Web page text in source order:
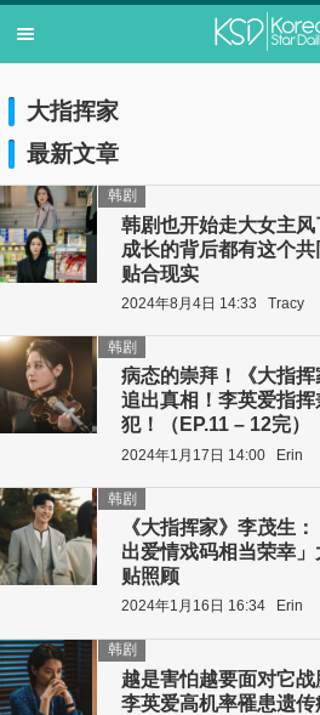
大指挥家
最新文章
韩剧也开始走大女主
成长的背后都有这个
贴合现实
韩剧
2024年8月4日 14:33 Tracy
病态的崇拜！《大指
追出真相！李英爱指
犯！（EP.11 – 12完）
韩剧
2024年1月17日 14:00 Erin
《大指挥家》李茂生
出爱情戏码相当荣幸
贴照顾
韩剧
2024年1月16日 16:34 Erin
越是害怕越要面对它战
李英爱高机率罹患遗
韩剧